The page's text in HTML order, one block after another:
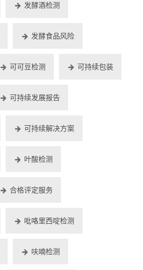
发酵酒检测
发酵食品风险
可可豆检测 可持续包装
可持续发展报告
可持续解决方案
叶酸检测
合格评定服务
吡咯里西啶检测
呋喃检测